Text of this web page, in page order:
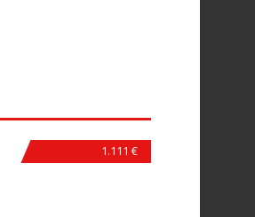
1.111 €